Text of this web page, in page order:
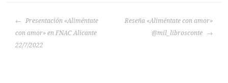
Presentación «Aliméntate
con amor» en FNAC Alicante
22/7/2022
Reseña «Aliméntate con amor»
@mil_librosconte